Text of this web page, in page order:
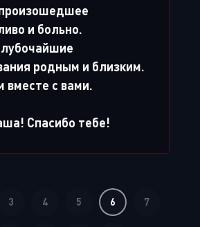
и больно.
родным и близким.
вместе с вами.
Спасибо тебе!
3 4 5 6 7